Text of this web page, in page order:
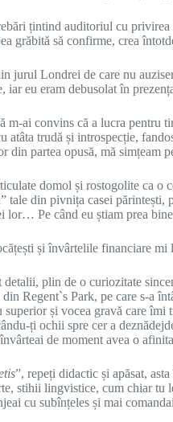
țintind auditoriul cu
grăbită să confirme, crea
jurul Londrei de care nu
iar eu eram debusolat în
m-ai convins că a lucra pentru
atâta trudă și introspecție,
din partea opusă, mă simțeam
domol și rostogolite ca o
tale din pivnița casei părintești,
lor… Pe când eu știam prea
și învârtelile financiare
detalii, plin de o curiozitate
Regent`s Park, pe care s-a
superior și vocea gravă care
ți ochii spre cer a
de moment avea o
”, repeți didactic și apăsat,
stihii lingvistice, cum chiar tu
cu subînțeles și mai